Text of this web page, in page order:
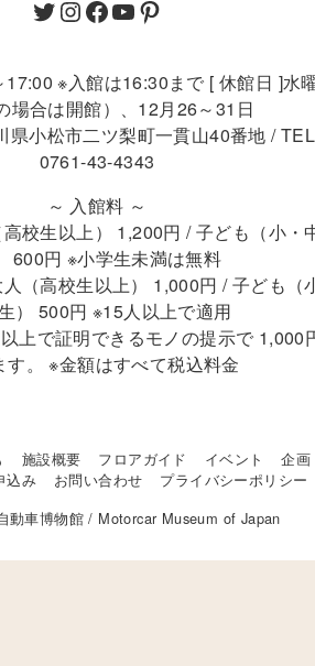
17:00 ※入館は16:30まで [ 休館日 ]水
場合は開館）、12月26～31日
県小松市二ツ梨町一貫山40番地 /
0761-43-4343
～ 入館料 ～
校生以上） 1,200円 / 子ども（小・
600円 ※小学生未満は無料
（高校生以上） 1,000円 / 子ども（
） 500円 ※15人以上で適用
上で証明できるモノの提示で 1,000
す。 ※金額はすべて税込料金
施設概要 フロアガイド イベント
企画
込み お問い合わせ
プライバシーポリシー
動車博物館 / Motorcar Museum of Japan